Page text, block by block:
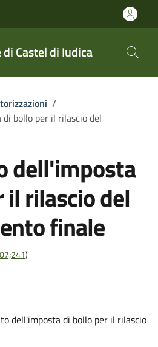
Castel di Iudica
/
bollo per il rilascio del
dell'imposta
rilascio del
finale
)
dell'imposta di bollo per il rilascio